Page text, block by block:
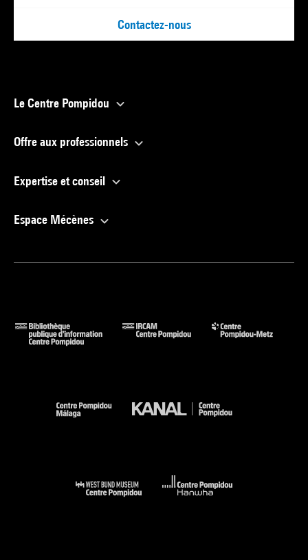
Contactez-nous
Le Centre Pompidou
Offre aux professionnels
Expertise et conseil
Espace Mécènes